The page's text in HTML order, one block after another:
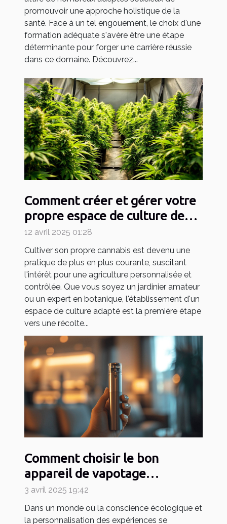
promouvoir une approche holistique de la
santé. Face à un tel engouement, le choix d'une
formation adéquate s'avère être une étape
déterminante pour forger une carrière réussie
dans ce domaine. Découvrez...
Comment créer et gérer votre
propre espace de culture de
cannabis
12 avril 2025 01:28
Cultiver son propre cannabis est devenu une
pratique de plus en plus courante, suscitant
l'intérêt pour une agriculture personnalisée et
contrôlée. Que vous soyez un jardinier amateur
ou un expert en botanique, l'établissement d'un
espace de culture adapté est la première étape
vers une récolte...
Comment choisir le bon
appareil de vapotage
rechargeable et durable
3 avril 2025 19:42
Dans un monde où la conscience écologique et
la personnalisation des expériences se